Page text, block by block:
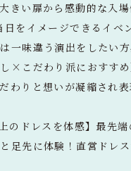
きい扉から感動的な入
をイメージできるイ
一味違う演出をしたい
×こだわり派におすす
わりと想いが凝縮され
のドレスを体感】最先
足先に体験！直営ドレ